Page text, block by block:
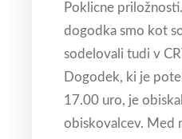
Poklicne
dogodka smo kot
sodelovali tudi v
Dogodek, ki je
17.00 uro, je
obiskovalcev. Med